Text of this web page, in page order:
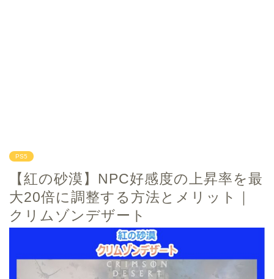
PS5
【紅の砂漠】NPC好感度の上昇率を最
大20倍に調整する方法とメリット｜
クリムゾンデザート